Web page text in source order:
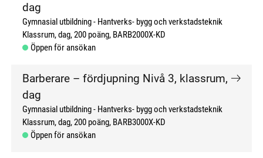
dag
Gymnasial utbildning
Hantverks- bygg och verkstadsteknik
Klassrum, dag 200 poäng BARB2000X-KD
Öppen för ansökan
Barberare – fördjupning Nivå 3, klassrum,
dag
Gymnasial utbildning
Hantverks- bygg och verkstadsteknik
Klassrum, dag 200 poäng BARB3000X-KD
Öppen för ansökan